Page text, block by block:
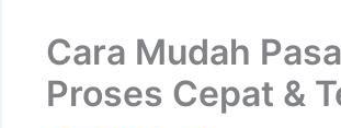
Cara Mudah
Proses Cepat &